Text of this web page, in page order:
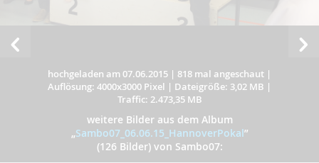
hochgeladen am 07.06.2015 | 818 mal angeschaut |
Auflösung: 4000x3000 Pixel | Dateigröße: 3,02 MB |
Traffic: 2.473,35 MB
weitere Bilder aus dem Album
„Sambo07_06.06.15_HannoverPokal”
(126 Bilder) von Sambo07: